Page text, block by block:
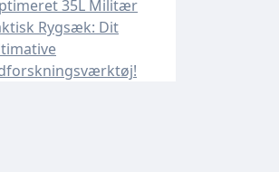
35L Militær
Rygsæk: Dit